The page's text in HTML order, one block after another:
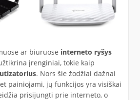
ar biuruose interneto ryšys
įrenginiai, tokie kaip
. Nors šie žodžiai dažnai
painiojami, jų funkcijos yra visiškai
prisijungti prie interneto, o